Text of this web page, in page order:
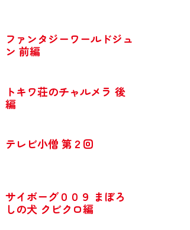
ファンタジーワールドジュ
ン 前編
トキワ荘のチャルメラ 後
編
テレビ小僧 第２回
サイボーグ００９ まぼろ
しの犬 クビクロ編